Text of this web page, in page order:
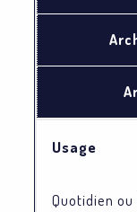
Usage
Quotidien